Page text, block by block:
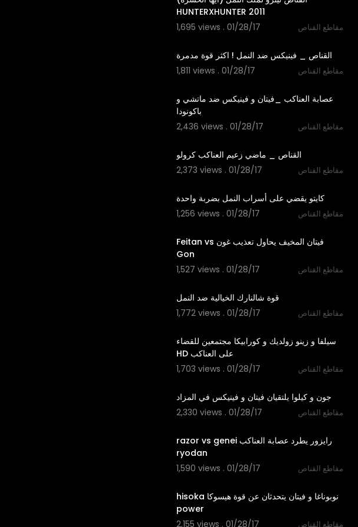
1,695 views . 01/28/17
مقاطع القناص
1,811 views . 01/28/17
مقاطع القناص
‫عصابة العناكب _فيتان و فينيكس ضد ماتشي و
2,436 views . 01/28/17
مقاطع القناص
2,373 views . 01/28/17
مقاطع القناص
‫كايتو يقضي على أسراب النمل بضربة واحدة‬‎
1,256 views . 01/28/17
مقاطع القناص
‫فيتان المخيف يحاول تعذيب غون Feitan vs
1,527 views . 01/28/17
مقاطع القناص
1,772 views . 01/28/17
مقاطع القناص
‫سيلفا و زينو زولديك و كورابيكا مجتمعين للقضاء
1,703 views . 01/28/17
مقاطع القناص
2,330 views . 01/28/17
مقاطع القناص
‫رايزور يطرد عصابة العناكب razor vs genei
1,590 views . 01/28/17
مقاطع القناص
‫نوبوناغا و فيتان يتحدثان عن قوة هيسوكا hisoka
2,155 views . 01/28/17
مقاطع القناص